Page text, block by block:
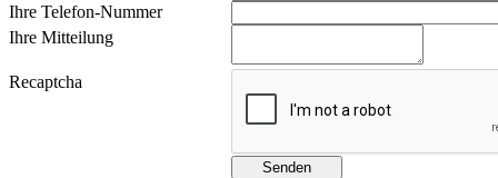
Ihre Telefon-Nummer
Ihre Mitteilung
Recaptcha